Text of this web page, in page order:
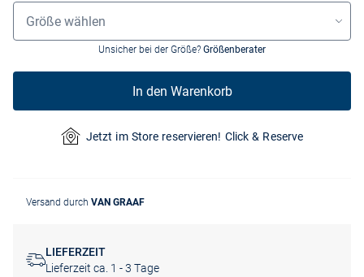
Größenauswahl
Größe wählen
Unsicher bei der Größe? Größenberater
In den Warenkorb
Jetzt im Store reservieren! Click & Reserve
Versand durch VAN GRAAF
LIEFERZEIT
Lieferzeit ca. 1 - 3 Tage